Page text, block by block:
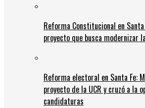
Reforma Constitucional en
proyecto que busca modernizar
Reforma electoral en Santa Fe:
proyecto de la UCR y cruzó a la
candidaturas